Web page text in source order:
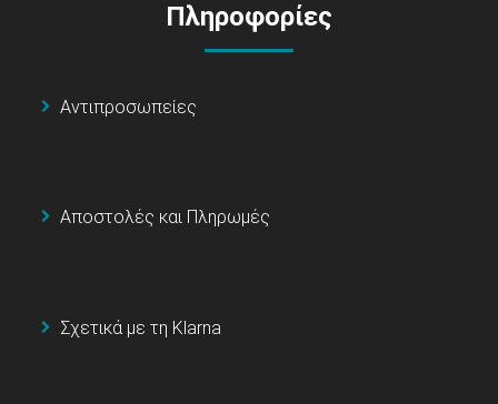
Πληροφορίες
Αντιπροσωπείες
Αποστολές και Πληρωμές
Σχετικά με τη Klarna